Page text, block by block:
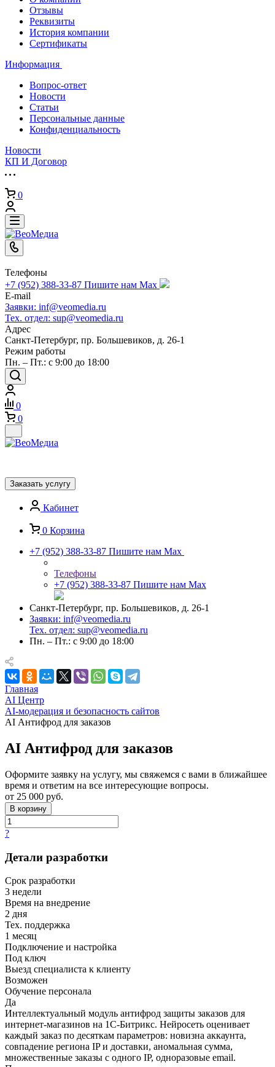
Отзывы
Реквизиты
История компании
Сертификаты
Информация
Вопрос-ответ
Новости
Статьи
Персональные данные
Конфиденциальность
Новости
КП И Договор
0
Телефоны
+7 (952) 388-33-87 Пишите нам Max
E-mail
Заявки: inf@veomedia.ru
Тех. отдел: sup@veomedia.ru
Адрес
Санкт-Петербург, пр. Большевиков, д. 26-1
Режим работы
Пн. – Пт.: с 9:00 до 18:00
0
0
Заказать услугу
Кабинет
0 Корзина
+7 (952) 388-33-87 Пишите нам Max
Телефоны
+7 (952) 388-33-87 Пишите нам Max
Санкт-Петербург, пр. Большевиков, д. 26-1
Заявки: inf@veomedia.ru
Тех. отдел: sup@veomedia.ru
Пн. – Пт.: с 9:00 до 18:00
Главная
AI Центр
AI-модерация и безопасность сайтов
AI Антифрод для заказов
AI Антифрод для заказов
Оформите заявку на услугу, мы свяжемся с вами в ближайшее
время и ответим на все интересующие вопросы.
от 25 000 руб.
В корзину
?
Детали разработки
Срок разработки
3 недели
Время на внедрение
2 дня
Тех. поддержка
1 месяц
Подключение и настройка
Под ключ
Выезд специалиста к клиенту
Возможен
Обучение персонала
Да
Интеллектуальный модуль антифрод защиты заказов для
интернет-магазинов на 1С-Битрикс. Нейросеть оценивает
каждый заказ по десяткам параметров: новизна аккаунта,
совпадение региона IP и доставки, аномальная сумма,
множественные заказы с одного IP, одноразовые email.